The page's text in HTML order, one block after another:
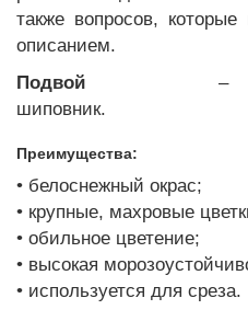
также вопросов,
описанием.
Подвой –
Преимущества:
• белоснежный окрас;
• крупные, махровые
• обильное цветение;
• высокая
• используется для среза.